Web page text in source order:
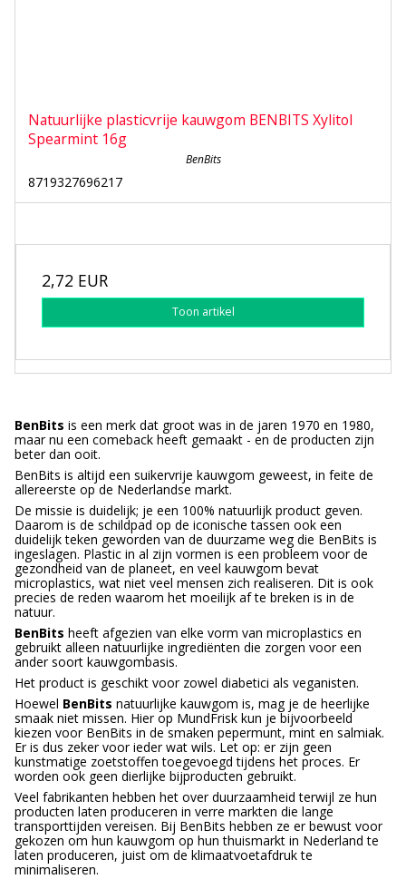
Natuurlijke plasticvrije kauwgom BENBITS Xylitol
Spearmint 16g
BenBits
8719327696217
2,72 EUR
Toon artikel
BenBits is een merk dat groot was in de jaren 1970 en 1980,
maar nu een comeback heeft gemaakt - en de producten zijn
beter dan ooit.
BenBits is altijd een suikervrije kauwgom geweest, in feite de
allereerste op de Nederlandse markt.
De missie is duidelijk; je een 100% natuurlijk product geven.
Daarom is de schildpad op de iconische tassen ook een
duidelijk teken geworden van de duurzame weg die BenBits is
ingeslagen. Plastic in al zijn vormen is een probleem voor de
gezondheid van de planeet, en veel kauwgom bevat
microplastics, wat niet veel mensen zich realiseren. Dit is ook
precies de reden waarom het moeilijk af te breken is in de
natuur.
BenBits heeft afgezien van elke vorm van microplastics en
gebruikt alleen natuurlijke ingrediënten die zorgen voor een
ander soort kauwgombasis.
Het product is geschikt voor zowel diabetici als veganisten.
Hoewel BenBits natuurlijke kauwgom is, mag je de heerlijke
smaak niet missen. Hier op MundFrisk kun je bijvoorbeeld
kiezen voor BenBits in de smaken pepermunt, mint en salmiak.
Er is dus zeker voor ieder wat wils. Let op: er zijn geen
kunstmatige zoetstoffen toegevoegd tijdens het proces. Er
worden ook geen dierlijke bijproducten gebruikt.
Veel fabrikanten hebben het over duurzaamheid terwijl ze hun
producten laten produceren in verre markten die lange
transporttijden vereisen. Bij BenBits hebben ze er bewust voor
gekozen om hun kauwgom op hun thuismarkt in Nederland te
laten produceren, juist om de klimaatvoetafdruk te
minimaliseren.